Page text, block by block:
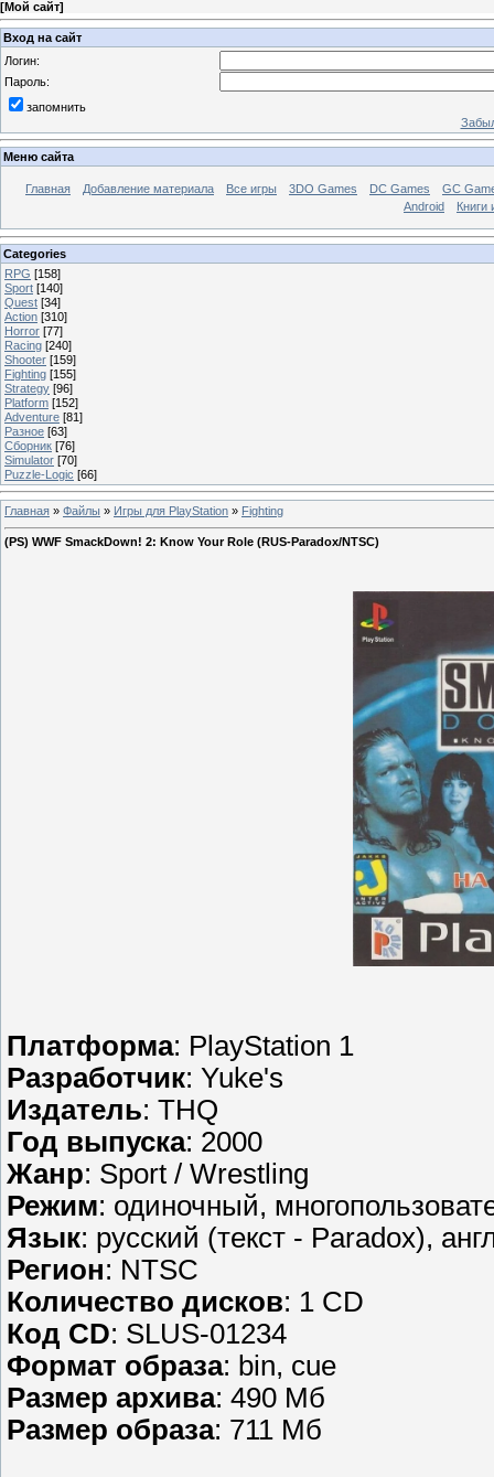
[Мой сайт]
Вход на сайт
Логин:
Пароль:
запомнить
Меню сайта
Главная Добавление материала Все игры 3DO Games DC Games
GC
Android
Книги
Categories
RPG [158]
Sport [140]
Quest [34]
Action [310]
Horror [77]
Racing [240]
Shooter [159]
Fighting [155]
Strategy [96]
Platform [152]
Adventure [81]
Разное [63]
Сборник [76]
Simulator [70]
Puzzle-Logic [66]
Главная » Файлы » Игры для PlayStation » Fighting
(PS) WWF SmackDown! 2: Know Your Role (RUS-Paradox/NTSC)
Платформа: PlayStation 1
Разработчик: Yuke's
Издатель: THQ
Год выпуска: 2000
Жанр: Sport / Wrestling
Режим: одиночный,
Язык: русский (текст - Paradox),
Регион: NTSC
Количество дисков: 1 CD
Код CD: SLUS-01234
Формат образа: bin, cue
Размер архива: 490 Мб
Размер образа: 711 Мб